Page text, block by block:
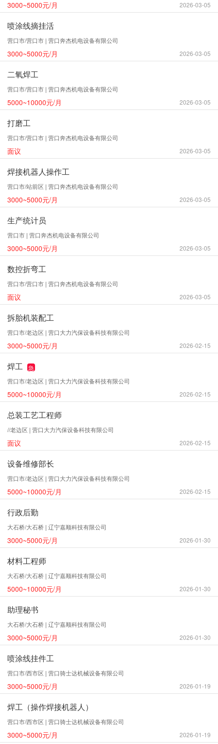
3000~5000元/月 2026-03-05
喷涂线摘挂活
营口市/营口市 | 营口奔杰机电设备有限公司
3000~5000元/月 2026-03-05
二氧焊工
营口市/营口市 | 营口奔杰机电设备有限公司
5000~10000元/月 2026-03-05
打磨工
营口市/营口市 | 营口奔杰机电设备有限公司
面议 2026-03-05
焊接机器人操作工
营口市/站前区 | 营口奔杰机电设备有限公司
3000~5000元/月 2026-03-05
生产统计员
营口市 | 营口奔杰机电设备有限公司
3000~5000元/月 2026-03-05
数控折弯工
营口市/营口市 | 营口奔杰机电设备有限公司
面议 2026-03-05
拆胎机装配工
营口市/老边区 | 营口大力汽保设备科技有限公司
3000~5000元/月 2026-02-15
焊工
急
营口市/老边区 | 营口大力汽保设备科技有限公司
5000~10000元/月 2026-02-15
总装工艺工程师
//老边区 | 营口大力汽保设备科技有限公司
面议 2026-02-15
设备维修部长
营口市/老边区 | 营口大力汽保设备科技有限公司
5000~10000元/月 2026-02-15
行政后勤
大石桥/大石桥 | 辽宁嘉顺科技有限公司
3000~5000元/月 2026-01-30
材料工程师
大石桥/大石桥 | 辽宁嘉顺科技有限公司
5000~10000元/月 2026-01-30
助理秘书
大石桥/大石桥 | 辽宁嘉顺科技有限公司
3000~5000元/月 2026-01-30
喷涂线挂件工
营口市/西市区 | 营口骑士达机械设备有限公司
3000~5000元/月 2026-01-19
焊工（操作焊接机器人）
营口市/西市区 | 营口骑士达机械设备有限公司
3000~5000元/月 2026-01-19